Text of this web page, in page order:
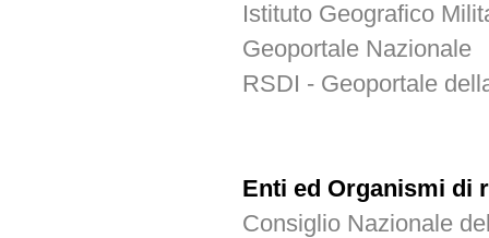
Istituto Geografico
Geoportale Nazionale
RSDI - Geoportale
Enti ed Organismi di
Consiglio Nazionale